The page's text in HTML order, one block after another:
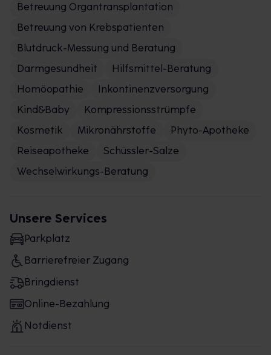
Betreuung Organtransplantation
Betreuung von Krebspatienten
Blutdruck-Messung und Beratung
Darmgesundheit
Hilfsmittel-Beratung
Homöopathie
Inkontinenzversorgung
Kind&Baby
Kompressionsstrümpfe
Kosmetik
Mikronährstoffe
Phyto-Apotheke
Reiseapotheke
Schüssler-Salze
Wechselwirkungs-Beratung
Unsere Services
Parkplatz
Barrierefreier Zugang
Bringdienst
Online-Bezahlung
Notdienst